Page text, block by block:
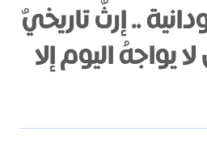
.. إرثٌ تاريخيٌ
يواجهُ اليوم إلا